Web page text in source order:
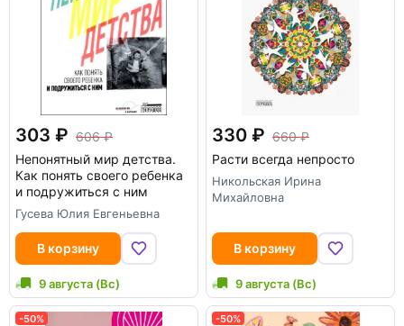
303
606
Непонятный мир детства.
Как понять своего ребенка
и подружиться с ним
Гусева Юлия Евгеньевна
В корзину
9 августа (Вс)
330
660
Расти всегда непросто
Никольская Ирина
Михайловна
В корзину
9 августа (Вс)
-50% -50%